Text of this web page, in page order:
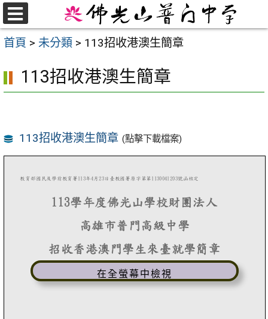
跳
至
主首頁 > 未分類 > 113招收港澳生簡章
113招收港澳生簡章
113招收港澳生簡章 (點擊下載檔案)
在全螢幕中檢視
選
單